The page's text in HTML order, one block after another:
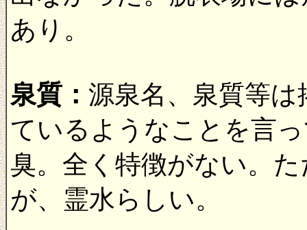
あり。
泉質： 源泉名、泉質等
ているようなことを言
臭。全く特徴がない。
が、霊水らしい。